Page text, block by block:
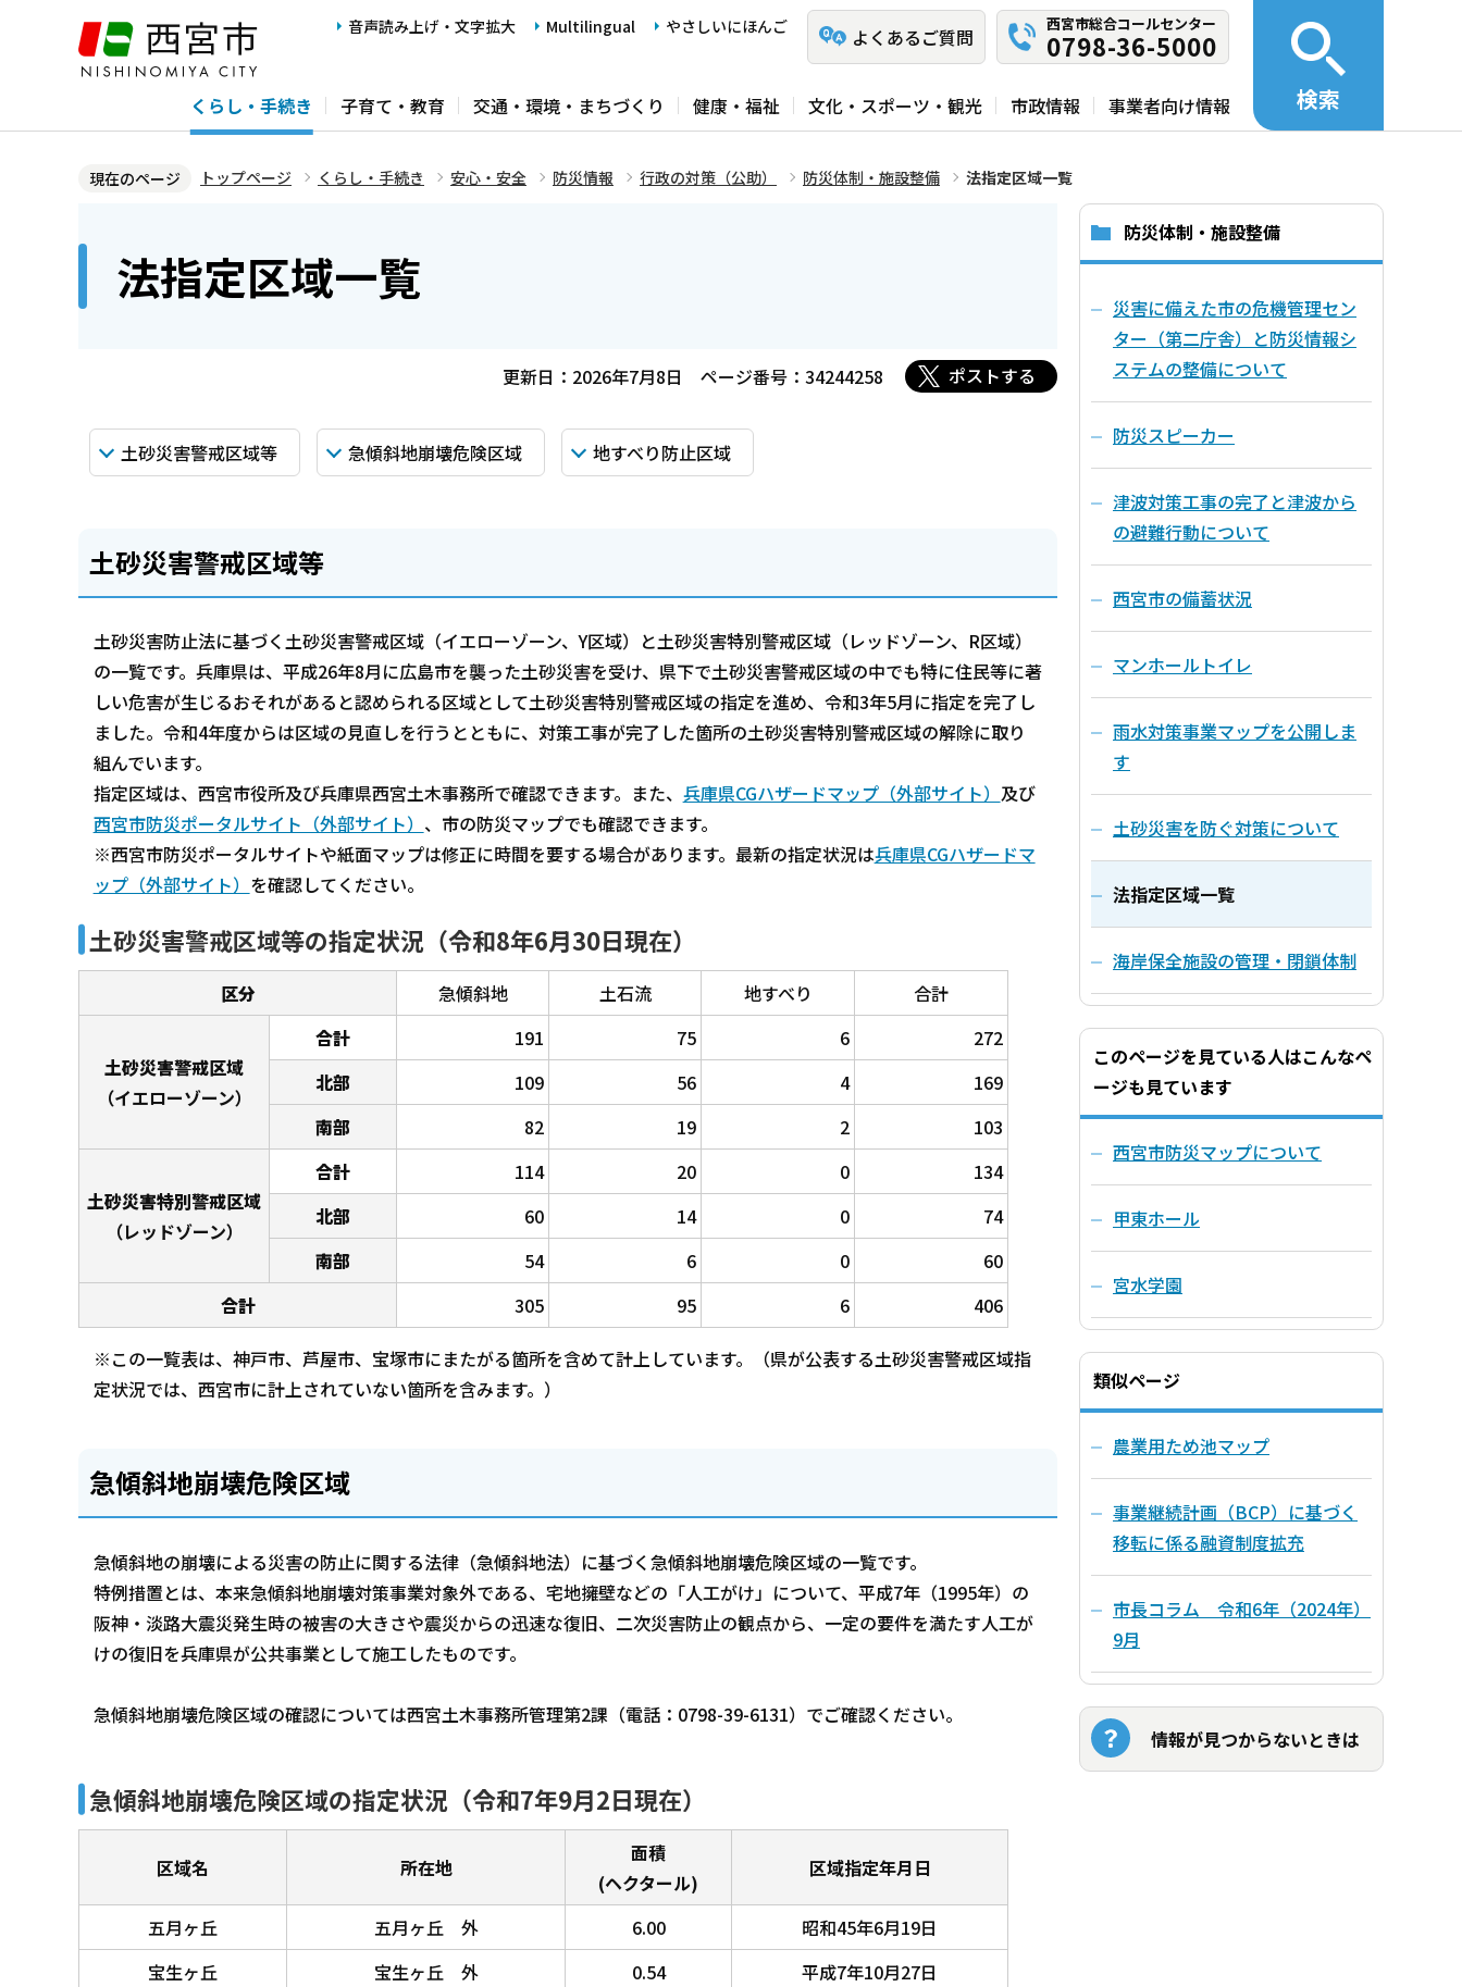
ジ
音声読み上げ・文字拡大 Multilingual やさしいにほんご よくあるご質問
西宮市総合コールセンター
0798-36-5000
くらし・手続き 子育て・教育 交通・環境・まちづくり 健康・福祉 文化・スポーツ・観光 市政情報 事業者向け情報 検索
現在のページ トップページ くらし・手続き 安心・安全 防災情報 行政の対策（公助） 防災体制・施設整備 法指定区域一覧
法指定区域一覧
更新日：2026年7月8日 ページ番号：34244258 ポストする
土砂災害警戒区域等 急傾斜地崩壊危険区域 地すべり防止区域
土砂災害警戒区域等
土砂災害防止法に基づく土砂災害警戒区域（イエローゾーン、Y区域）と土砂災害特別警戒区域（レッドゾーン、R区域）
の一覧です。兵庫県は、平成26年8月に広島市を襲った土砂災害を受け、県下で土砂災害警戒区域の中でも特に住民等に著
しい危害が生じるおそれがあると認められる区域として土砂災害特別警戒区域の指定を進め、令和3年5月に指定を完了し
ました。令和4年度からは区域の見直しを行うとともに、対策工事が完了した箇所の土砂災害特別警戒区域の解除に取り
組んでいます。
指定区域は、西宮市役所及び兵庫県西宮土木事務所で確認できます。また、 兵庫県CGハザードマップ（外部サイト） 及び
西宮市防災ポータルサイト（外部サイト） 、市の防災マップでも確認できます。
※西宮市防災ポータルサイトや紙面マップは修正に時間を要する場合があります。最新の指定状況は兵庫県CGハザードマ
ップ（外部サイト） を確認してください。
土砂災害警戒区域等の指定状況（令和8年6月30日現在）
区分 急傾斜地 土石流 地すべり 合計
土砂災害警戒区域
（イエローゾーン）
合計 191 75 6
272
北部
109 56 4
169
南部
82 19 2 103
土砂災害特別警戒区域
（レッドゾーン）
合計 114 20 0
134
北部
60 14 0
74
南部
54 6 0
60
合計
305 95 6 406
※この一覧表は、神戸市、芦屋市、宝塚市にまたがる箇所を含めて計上しています。（県が公表する土砂災害警戒区域指
定状況では、西宮市に計上されていない箇所を含みます。）
急傾斜地崩壊危険区域
急傾斜地の崩壊による災害の防止に関する法律（急傾斜地法）に基づく急傾斜地崩壊危険区域の一覧です。
特例措置とは、本来急傾斜地崩壊対策事業対象外である、宅地擁壁などの「人工がけ」について、平成7年（1995年）の
阪神・淡路大震災発生時の被害の大きさや震災からの迅速な復旧、二次災害防止の観点から、一定の要件を満たす人工が
けの復旧を兵庫県が公共事業として施工したものです。
急傾斜地崩壊危険区域の確認については西宮土木事務所管理第2課（電話：0798-39-6131）でご確認ください。
急傾斜地崩壊危険区域の指定状況（令和7年9月2日現在）
区域名 所在地
面積
(ヘクタール)
区域指定年月日
五月ヶ丘 五月ヶ丘 外 6.00
昭和45年6月19日
宝生ヶ丘
宝生ヶ丘 外 0.54
平成7年10月27日
防災体制・施設整備
災害に備えた市の危機管理セン
ター（第二庁舎）と防災情報シ
ステムの整備について
防災スピーカー
津波対策工事の完了と津波から
の避難行動について
西宮市の備蓄状況
マンホールトイレ
雨水対策事業マップを公開しま
す
土砂災害を防ぐ対策について
法指定区域一覧
海岸保全施設の管理・閉鎖体制
このページを見ている人はこんなペ
ージも見ています
西宮市防災マップについて
甲東ホール
宮水学園
類似ページ
農業用ため池マップ
事業継続計画（BCP）に基づく
移転に係る融資制度拡充
市長コラム 令和6年（2024年）
9月
情報が見つからないときは